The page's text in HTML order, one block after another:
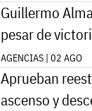
Guillermo
pesar de
AGENCIAS | 02 AGO
Aprueban
ascenso y